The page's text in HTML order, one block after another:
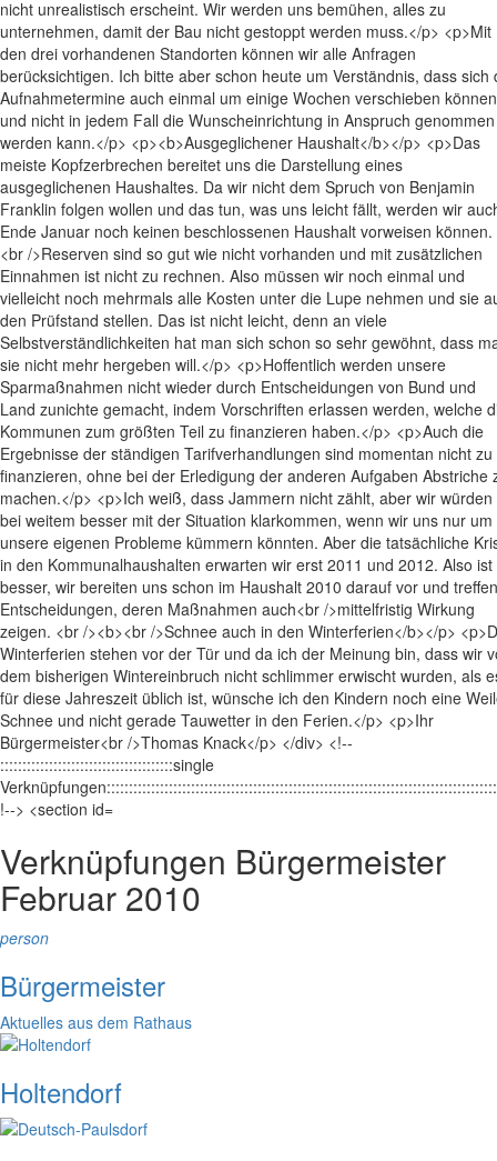
Verknüpfungen Bürgermeister
Februar 2010
person
Bürgermeister
Aktuelles aus dem Rathaus
Holtendorf